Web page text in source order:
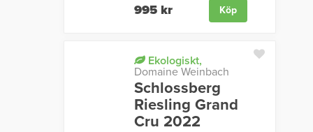
995 kr Köp
Ekologiskt,
Domaine Weinbach
Schlossberg
Riesling Grand
Cru 2022